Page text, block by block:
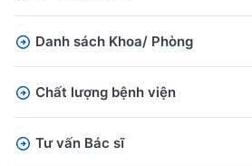
Danh sách Khoa/ Phòng
Chất lượng bệnh viện
Tư vấn Bác sĩ